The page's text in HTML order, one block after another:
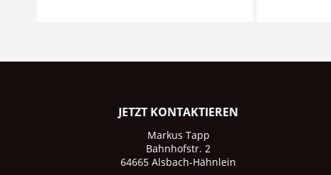
JETZT KONTAKTIEREN
Markus Tapp
Bahnhofstr. 2
64665 Alsbach-Hähnlein